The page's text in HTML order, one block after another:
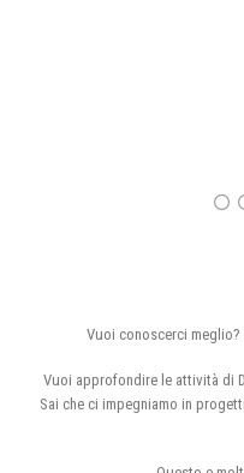
Vuoi conoscerci meglio?
Vuoi approfondire le attività di
Sai che ci impegniamo in